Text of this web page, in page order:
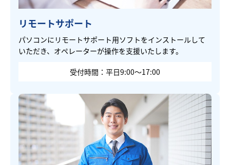
リモートサポート
パソコンにリモートサポート用ソフトをインストールして
いただき、オペレーターが操作を支援いたします。
受付時間：平日9:00～17:00